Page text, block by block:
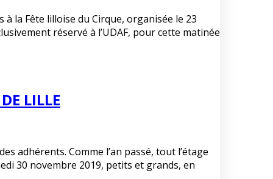
à la Fête lilloise du Cirque, organisée le 23
réservé à l’UDAF, pour cette matinée
LILLE
adhérents. Comme l’an passé, tout l’étage
30 novembre 2019, petits et grands, en